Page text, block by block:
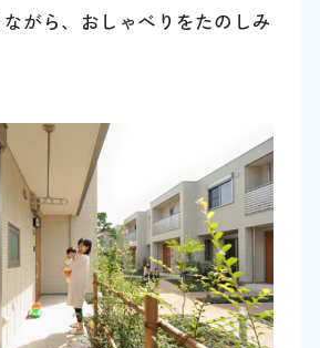
がら、おしゃべりをたのしみ